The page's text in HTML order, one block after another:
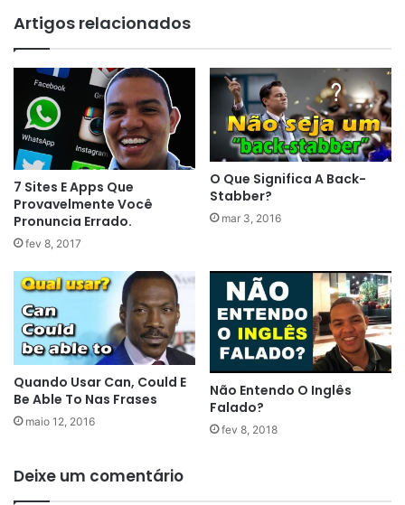
Artigos relacionados
7 Sites E Apps Que
Provavelmente Você
Pronuncia Errado.
fev 8, 2017
O Que Significa A Back-
Stabber?
mar 3, 2016
Quando Usar Can, Could E
Be Able To Nas Frases
maio 12, 2016
Não Entendo O Inglês
Falado?
fev 8, 2018
Deixe um comentário